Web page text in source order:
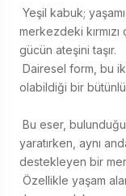
merkezdeki
gücün ateşini taşır.
olabildiği bir
yaratırken, aynı
destekleyen bir